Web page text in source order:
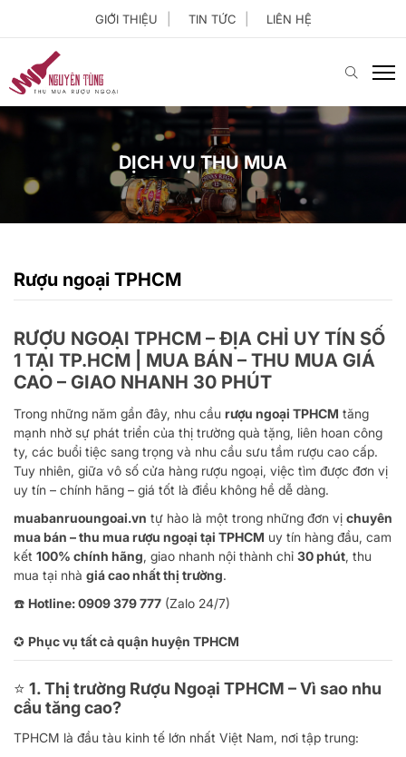
GIỚI THIỆU TIN TỨC LIÊN HỆ
DỊCH VỤ THU MUA
Rượu ngoại TPHCM
RƯỢU NGOẠI TPHCM – ĐỊA CHỈ UY TÍN SỐ
1 TẠI TP.HCM | MUA BÁN – THU MUA GIÁ
CAO – GIAO NHANH 30 PHÚT
Trong những năm gần đây, nhu cầu rượu ngoại TPHCM tăng
mạnh nhờ sự phát triển của thị trường quà tặng, liên hoan công
ty, các buổi tiệc sang trọng và nhu cầu sưu tầm rượu cao cấp.
Tuy nhiên, giữa vô số cửa hàng rượu ngoại, việc tìm được đơn vị
uy tín – chính hãng – giá tốt là điều không hề dễ dàng.
muabanruoungoai.vn tự hào là một trong những đơn vị chuyên
mua bán – thu mua rượu ngoại tại TPHCM uy tín hàng đầu, cam
kết 100% chính hãng, giao nhanh nội thành chỉ 30 phút, thu
mua tại nhà giá cao nhất thị trường.
☎️ Hotline: 0909 379 777 (Zalo 24/7)
✪ Phục vụ tất cả quận huyện TPHCM
⭐ 1. Thị trường Rượu Ngoại TPHCM – Vì sao nhu
cầu tăng cao?
TPHCM là đầu tàu kinh tế lớn nhất Việt Nam, nơi tập trung: